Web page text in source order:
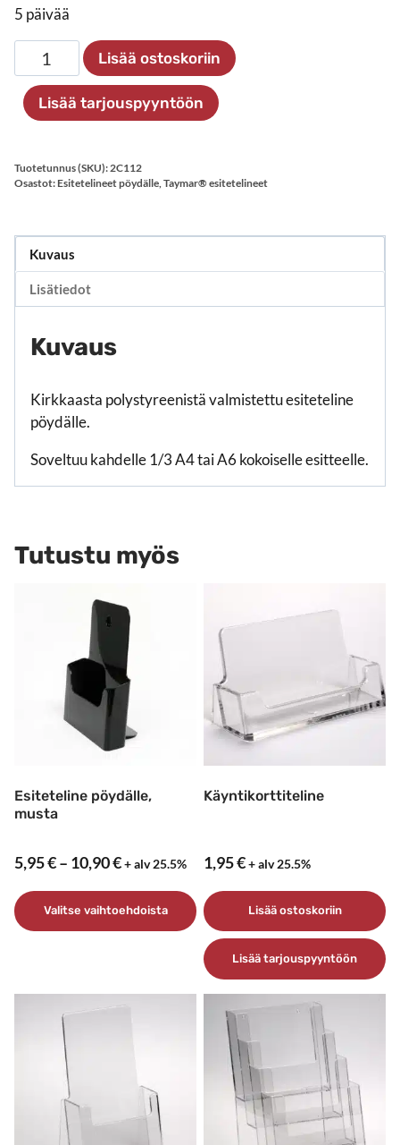
5 päivää
Esiteteline
2×1/3
A4
määrä
Lisää ostoskoriin
Lisää tarjouspyyntöön
Tuotetunnus (SKU):2C112
Osastot: Esitetelineet pöydälle,Taymar® esitetelineet
Kuvaus
Lisätiedot
Kuvaus
Kirkkaasta polystyreenistä valmistettu esiteteline
pöydälle.
Soveltuu kahdelle 1/3 A4 tai A6 kokoiselle esitteelle.
Tutustu myös
Esiteteline pöydälle,
musta
5,95€– 10,90€Hintaluokka:
–
10,90 €
+ alv 25.5%
Valitse vaihtoehdoista
on
useampi
muunnelma.
valinnat
tuotteen
Käyntikorttiteline
1,95€+ alv 25.5%
Lisää ostoskoriin
Lisää tarjouspyyntöön